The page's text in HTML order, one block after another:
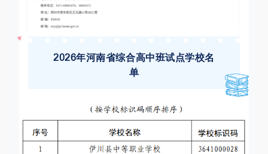
2026年河南省综合高中班试点学校名
单